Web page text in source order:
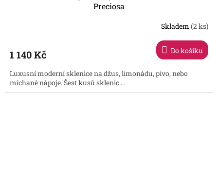
Preciosa
Skladem (2 ks)
1 140 Kč Do košíku
Luxusní moderní sklenice na džus, limonádu, pivo, nebo
míchané nápoje. Šest kusů sklenic....